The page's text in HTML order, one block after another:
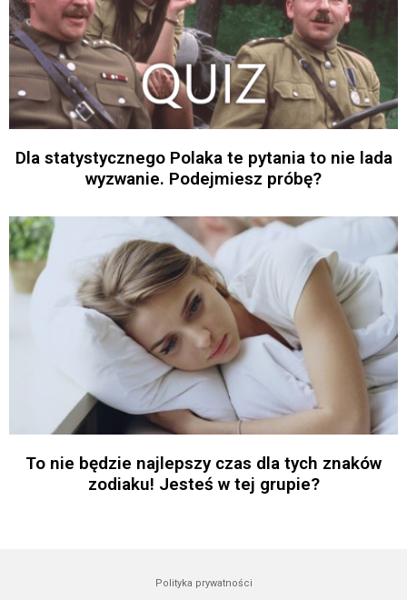
Dla statystycznego Polaka te pytania to nie lada
wyzwanie. Podejmiesz próbę?
To nie będzie najlepszy czas dla tych znaków
zodiaku! Jesteś w tej grupie?
Polityka prywatności